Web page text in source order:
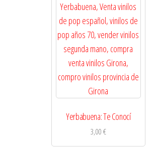
Yerbabuena: Te Conocí
3,00€